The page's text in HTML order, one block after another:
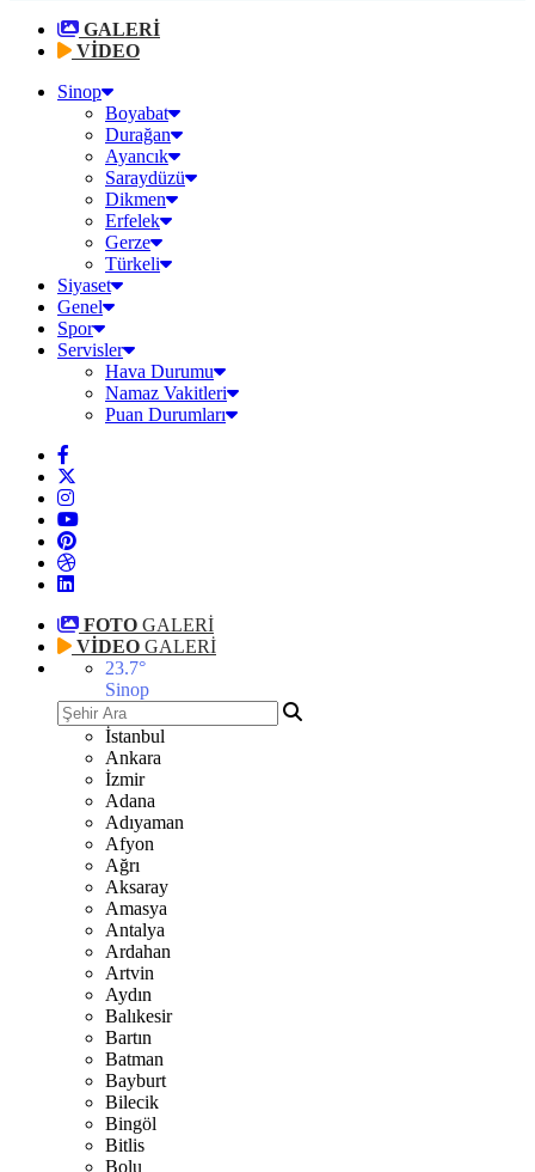
GALERİ
VİDEO
Sinop
Boyabat
Durağan
Ayancık
Saraydüzü
Dikmen
Erfelek
Gerze
Türkeli
Siyaset
Genel
Spor
Servisler
Hava Durumu
Namaz Vakitleri
Puan Durumları
FOTO GALERİ
VİDEO GALERİ
23.7°
Sinop
İstanbul
Ankara
İzmir
Adana
Adıyaman
Afyon
Ağrı
Aksaray
Amasya
Antalya
Ardahan
Artvin
Aydın
Balıkesir
Bartın
Batman
Bayburt
Bilecik
Bingöl
Bitlis
Bolu